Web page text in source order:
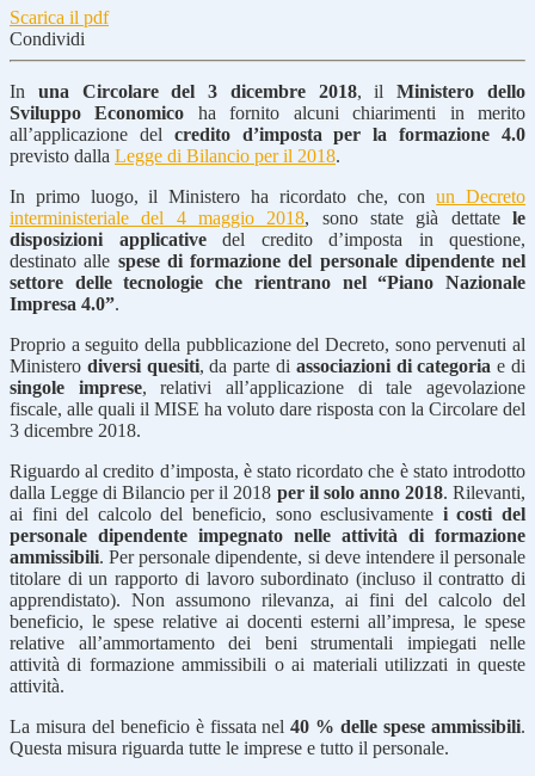
Scarica il pdf
Condividi
In una Circolare del 3 dicembre 2018, ilMinistero dello
Sviluppo Economico ha fornito alcuni chiarimenti in merito
all’applicazione del credito d’imposta per la formazione 4.0
previsto dalla Legge di Bilancio per il 2018.
In primo luogo, il Ministero ha ricordato che, conun Decreto
interministeriale del 4 maggio 2018, sono state già dettatele
disposizioni applicativedel credito d’imposta in questione,
destinato alle spese di formazione del personale dipendente nel
settore delle tecnologie che rientrano nel “Piano Nazionale
Impresa 4.0”.
Proprio a seguito della pubblicazione del Decreto, sono pervenuti al
Ministero diversi quesiti, da parte di associazioni di categoria e di
singole imprese, relativi all’applicazione di tale agevolazione
fiscale, alle quali il MISE ha voluto dare risposta con la Circolare del
3 dicembre 2018.
Riguardo al credito d’imposta, è stato ricordato che è stato introdotto
dalla Legge di Bilancio per il 2018 per il solo anno 2018. Rilevanti,
ai fini del calcolo del beneficio, sono esclusivamente i costi del
personale dipendente impegnato nelle attività di formazione
ammissibili. Per personale dipendente, si deve intendere il personale
titolare di un rapporto di lavoro subordinato (incluso il contratto di
apprendistato). Non assumono rilevanza, ai fini del calcolo del
beneficio, le spese relative ai docenti esterni all’impresa, le spese
relative all’ammortamento dei beni strumentali impiegati nelle
attività di formazione ammissibili o ai materiali utilizzati in queste
attività.
La misura del beneficio è fissata nel40 % delle spese ammissibili.
Questa misura riguarda tutte le imprese e tutto il personale.